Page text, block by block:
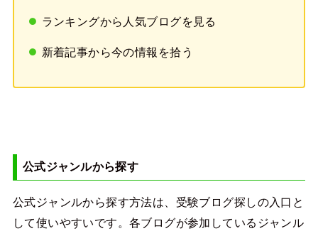
ランキングから人気ブログを見る
新着記事から今の情報を拾う
公式ジャンルから探す
公式ジャンルから探す方法は、受験ブログ探しの入口と
して使いやすいです。各ブログが参加しているジャンル